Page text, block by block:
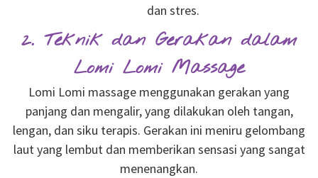
dan stres.
2. Teknik dan Gerakan dalam
Lomi Lomi Massage
Lomi Lomi massage menggunakan gerakan yang
panjang dan mengalir, yang dilakukan oleh tangan,
lengan, dan siku terapis. Gerakan ini meniru gelombang
laut yang lembut dan memberikan sensasi yang sangat
menenangkan.